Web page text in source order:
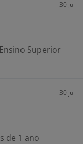
30 jul
Ensino Superior
30 jul
de 1 ano